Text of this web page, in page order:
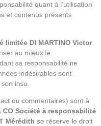
quant à l’utilisation
et contenus présents
limitée DI MARTINO Victor
au mieux le
sa responsabilité ne
indésirables sont
insu.
ou commentaires) sont à
CO Société à responsabilité
Mérédith se réserve le droit